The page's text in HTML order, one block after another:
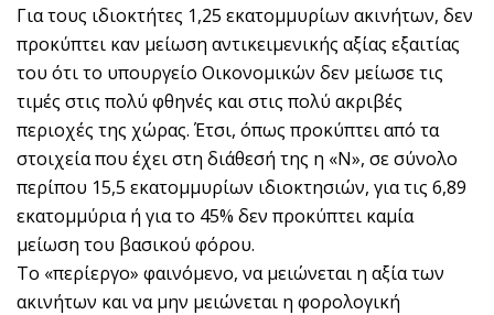
Για τους ιδιοκτήτες 1,25 εκατομμυρίων ακινήτων, δεν
προκύπτει καν μείωση αντικειμενικής αξίας εξαιτίας
του ότι το υπουργείο Οικονομικών δεν μείωσε τις
τιμές στις πολύ φθηνές και στις πολύ ακριβές
περιοχές της χώρας. Έτσι, όπως προκύπτει από τα
στοιχεία που έχει στη διάθεσή της η «Ν», σε σύνολο
περίπου 15,5 εκατομμυρίων ιδιοκτησιών, για τις 6,89
εκατομμύρια ή για το 45% δεν προκύπτει καμία
μείωση του βασικού φόρου.
Το «περίεργο» φαινόμενο, να μειώνεται η αξία των
ακινήτων και να μην μειώνεται η φορολογική